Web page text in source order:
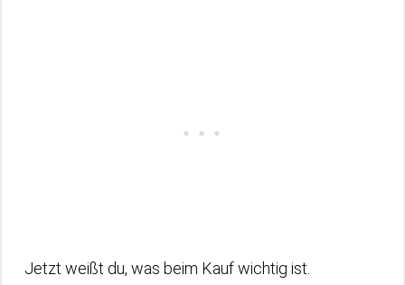
Jetzt weißt du, was beim Kauf wichtig ist.